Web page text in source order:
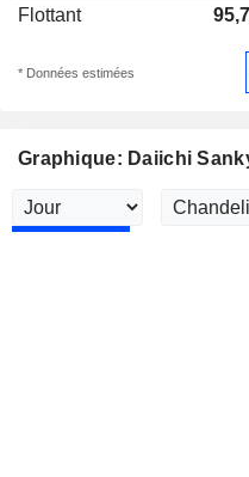
Flottant
* Données estimées
Graphique: Daiichi